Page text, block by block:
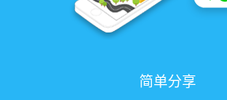
简单分享